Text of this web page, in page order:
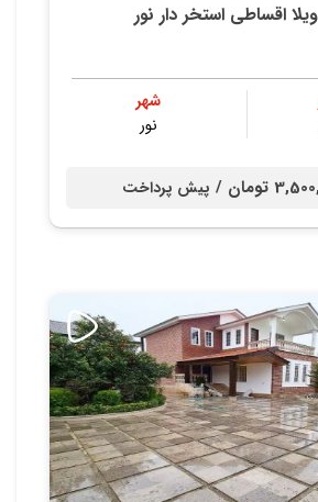
اقساطی استخر دار نور
شهر
نور
تومان / پیش پرداخت